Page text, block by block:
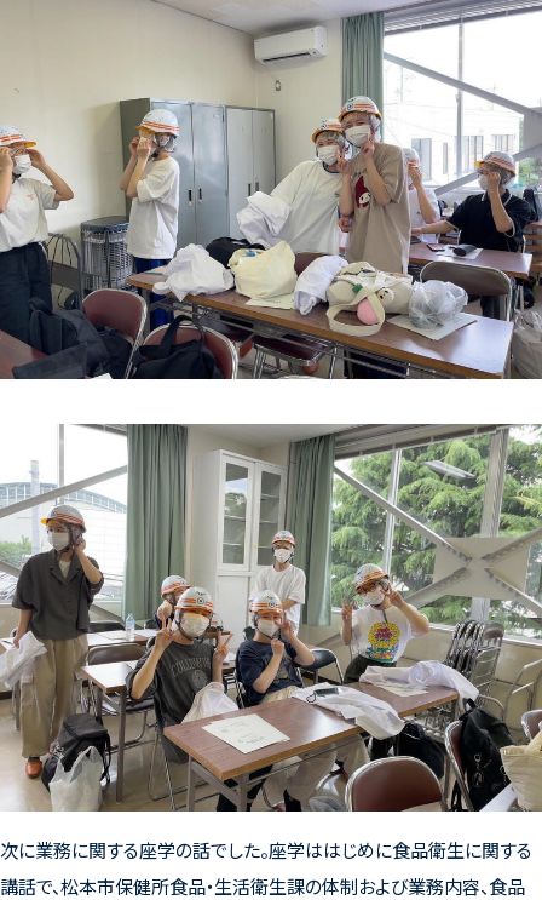
次に業務に関する座学の話でした。座学ははじめに食品衛生に関する
講話で、松本市保健所食品・生活衛生課の体制および業務内容、食品